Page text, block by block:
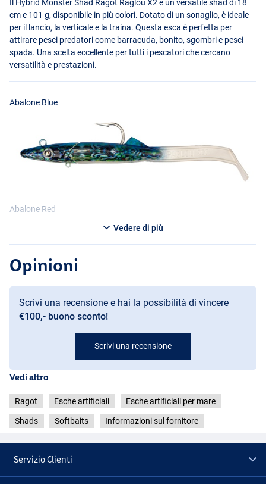
Il Hybrid Monster Shad Ragot Raglou X2 è un versatile shad di 18
cm e 101 g, disponibile in più colori. Dotato di un sonaglio, è ideale
per il lancio, la verticale e la traina. Questa esca è perfetta per
attirare pesci predatori come barracuda, bonito, sgombri e pesci
spada. Una scelta eccellente per tutti i pescatori che cercano
versatilità e prestazioni.
Abalone Blue
Abalone Red
Vedere di più
Opinioni
Scrivi una recensione e hai la possibilità di vincere
€100,- buono sconto!
Scrivi una recensione
Vedi altro
Ragot Esche artificiali Esche artificiali per mare
Shads Softbaits Informazioni sul fornitore
Servizio Clienti